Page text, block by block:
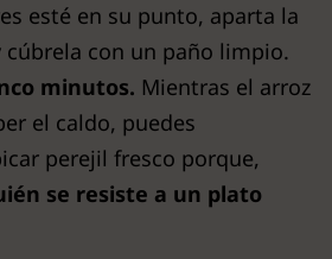
esté en su punto, aparta la
con un paño limpio.
minutos. Mientras el arroz
el caldo, puedes
perejil fresco porque,
se resiste a un plato